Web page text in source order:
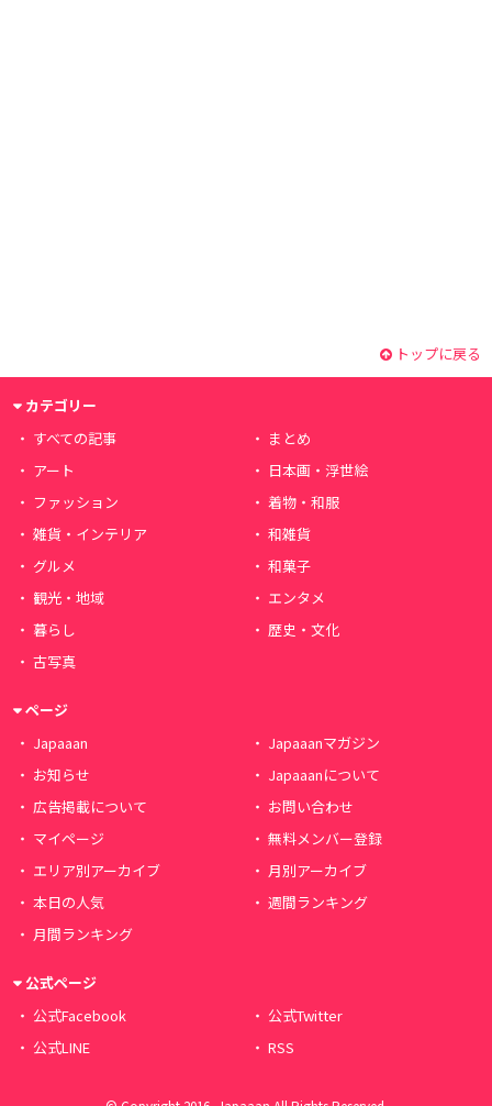
トップに戻る
カテゴリー
すべての記事
まとめ
アート
日本画・浮世絵
ファッション
着物・和服
雑貨・インテリア
和雑貨
グルメ
和菓子
観光・地域
エンタメ
暮らし
歴史・文化
古写真
ページ
Japaaan
Japaaanマガジン
お知らせ
Japaaanについて
広告掲載について
お問い合わせ
マイページ
無料メンバー登録
エリア別アーカイブ
月別アーカイブ
本日の人気
週間ランキング
月間ランキング
公式ページ
公式Facebook
公式Twitter
公式LINE
RSS